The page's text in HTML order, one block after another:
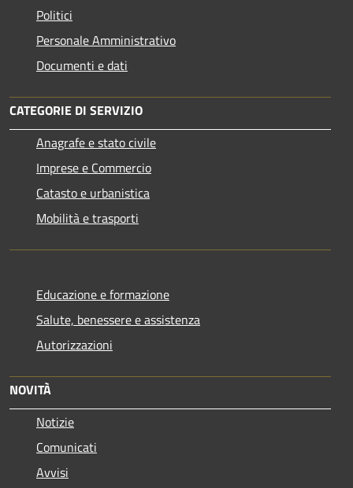
Politici
Personale Amministrativo
Documenti e dati
CATEGORIE DI SERVIZIO
Anagrafe e stato civile
Imprese e Commercio
Catasto e urbanistica
Mobilità e trasporti
Educazione e formazione
Salute, benessere e assistenza
Autorizzazioni
NOVITÀ
Notizie
Comunicati
Avvisi